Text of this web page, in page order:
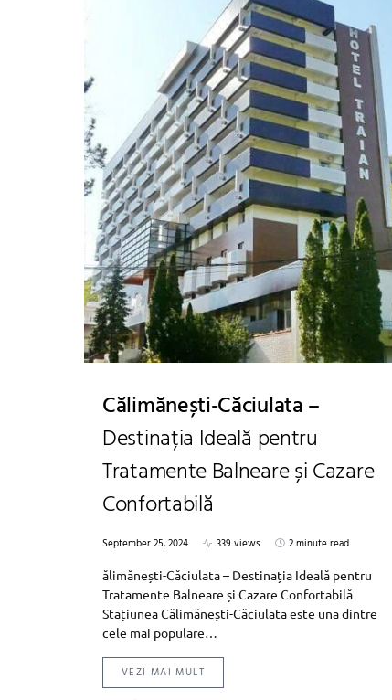
Călimănești-Căciulata –
Destinația Ideală pentru
Tratamente Balneare și Cazare
Confortabilă
September 25, 2024 339 views
2 minute read
ălimănești-Căciulata – Destinația Ideală pentru
Tratamente Balneare și Cazare Confortabilă
Stațiunea Călimănești-Căciulata este una dintre
cele mai populare…
VEZI MAI MULT